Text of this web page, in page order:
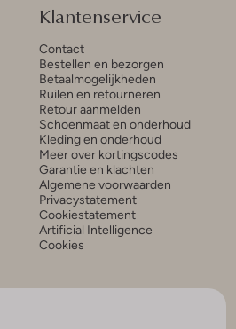
Klantenservice
Contact
Bestellen en bezorgen
Betaalmogelijkheden
Ruilen en retourneren
Retour aanmelden
Schoenmaat en onderhoud
Kleding en onderhoud
Meer over kortingscodes
Garantie en klachten
Algemene voorwaarden
Privacystatement
Cookiestatement
Artificial Intelligence
Cookies